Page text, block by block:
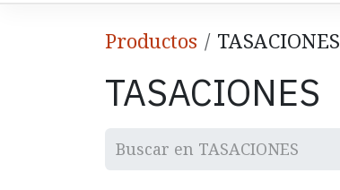
Productos TASACIONES
TASACIONES